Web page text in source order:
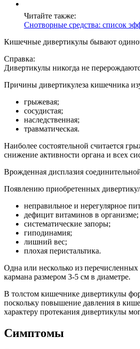
Читайте также:
Снотворные средства: список
Кишечные дивертикулы бывают
Справка:
Дивертикулы никогда не
Причины дивертикулеза кишечника
грыжевая;
сосудистая;
наследственная;
травматическая.
Наиболее состоятельной считается
снижение активности органа и всех
Врожденная дисплазия
Появлению приобретенных
неправильное и нерегулярное
дефицит витаминов в организме;
систематические запоры;
гиподинамия;
лишний вес;
плохая перистальтика.
Одна или несколько из
кармана размером 3-5 см в диаметре.
В толстом кишечнике дивертикулы
поскольку повышение давления в
характеру протекания дивертикулы
Симптомы